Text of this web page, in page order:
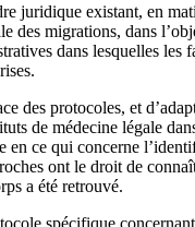
juridique existant, en
des migrations, dans
dans lesquelles les
des protocoles, et
de médecine légale
en ce qui concerne
ont le droit de
a été retrouvé.
spécifique